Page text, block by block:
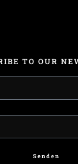
TO OUR
Senden